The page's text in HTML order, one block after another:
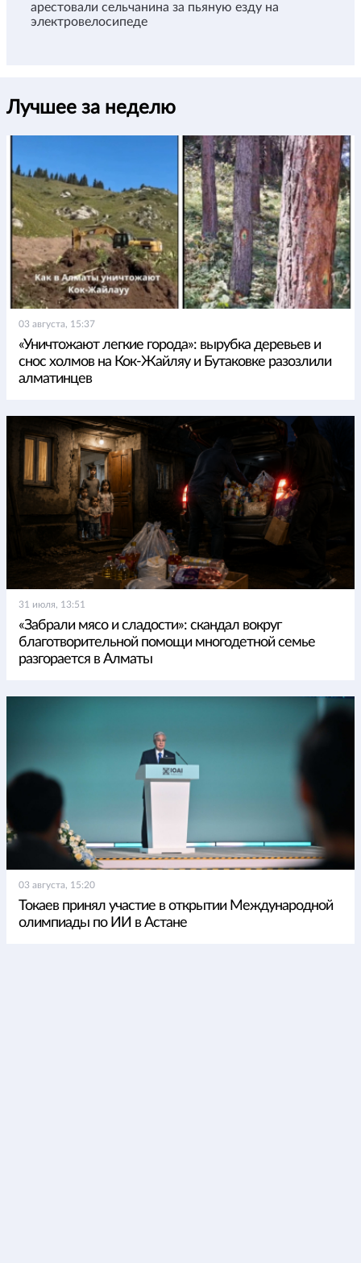
арестовали сельчанина за пьяную езду на
электровелосипеде
Лучшее за неделю
03 августа, 15:37
«Уничтожают легкие города»: вырубка деревьев и
снос холмов на Кок-Жайляу и Бутаковке разозлили
алматинцев
31 июля, 13:51
«Забрали мясо и сладости»: скандал вокруг
благотворительной помощи многодетной семье
разгорается в Алматы
03 августа, 15:20
Токаев принял участие в открытии Международной
олимпиады по ИИ в Астане